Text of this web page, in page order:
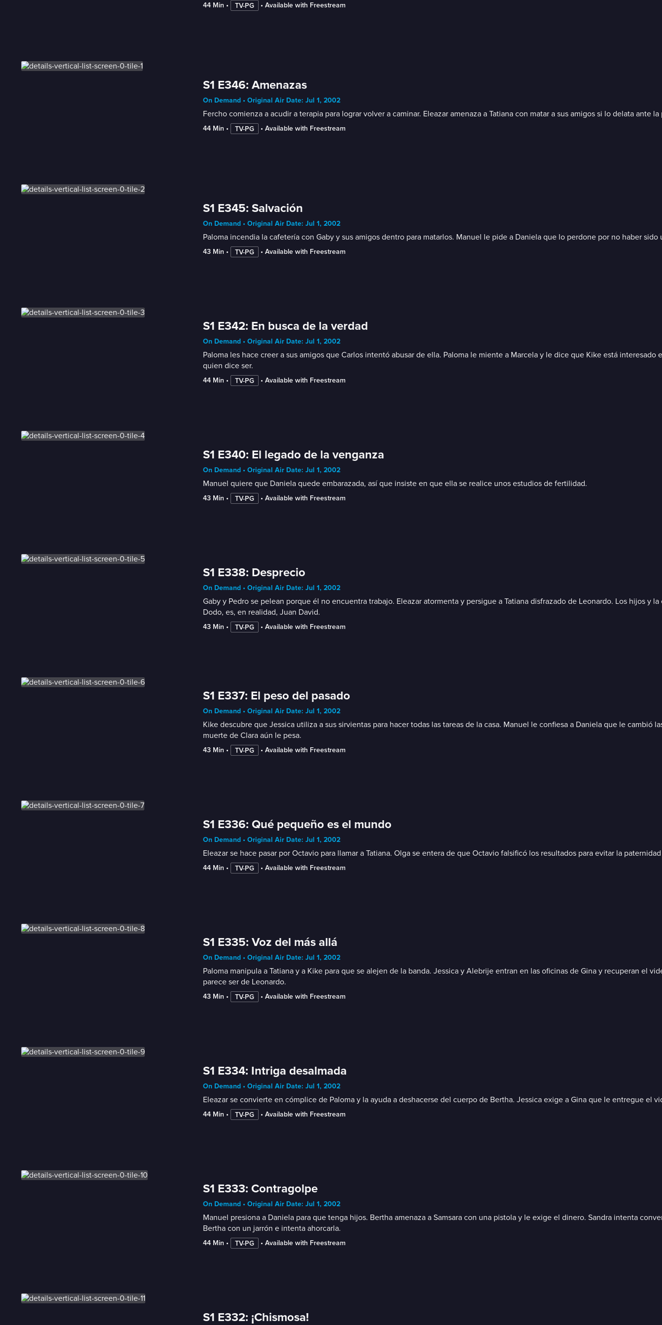
44 Min • TV-PG • Available with Freestream
S1 E346: Amenazas
On Demand • Original Air Date: Jul 1, 2002
Fercho comienza a acudir a terapia para lograr volver a caminar. Eleazar amenaza a Tatiana con matar a sus amigos si lo delata ante
44 Min • TV-PG • Available with Freestream
S1 E345: Salvación
On Demand • Original Air Date: Jul 1, 2002
Paloma incendia la cafetería con Gaby y sus amigos dentro para matarlos. Manuel le pide a Daniela que lo perdone por no haber
43 Min • TV-PG • Available with Freestream
S1 E342: En busca de la verdad
On Demand • Original Air Date: Jul 1, 2002
Paloma les hace creer a sus amigos que Carlos intentó abusar de ella. Paloma le miente a Marcela y le dice que Kike está
quien dice ser.
44 Min • TV-PG • Available with Freestream
S1 E340: El legado de la venganza
On Demand • Original Air Date: Jul 1, 2002
Manuel quiere que Daniela quede embarazada, así que insiste en que ella se realice unos estudios de fertilidad.
43 Min • TV-PG • Available with Freestream
S1 E338: Desprecio
On Demand • Original Air Date: Jul 1, 2002
Gaby y Pedro se pelean porque él no encuentra trabajo. Eleazar atormenta y persigue a Tatiana disfrazado de Leonardo. Los hijos y
Dodo, es, en realidad, Juan David.
43 Min • TV-PG • Available with Freestream
S1 E337: El peso del pasado
On Demand • Original Air Date: Jul 1, 2002
Kike descubre que Jessica utiliza a sus sirvientas para hacer todas las tareas de la casa. Manuel le confiesa a Daniela que le cambió
muerte de Clara aún le pesa.
43 Min • TV-PG • Available with Freestream
S1 E336: Qué pequeño es el mundo
On Demand • Original Air Date: Jul 1, 2002
Eleazar se hace pasar por Octavio para llamar a Tatiana. Olga se entera de que Octavio falsificó los resultados para evitar la
44 Min • TV-PG • Available with Freestream
S1 E335: Voz del más allá
On Demand • Original Air Date: Jul 1, 2002
Paloma manipula a Tatiana y a Kike para que se alejen de la banda. Jessica y Alebrije entran en las oficinas de Gina y recuperan el
parece ser de Leonardo.
43 Min • TV-PG • Available with Freestream
S1 E334: Intriga desalmada
On Demand • Original Air Date: Jul 1, 2002
Eleazar se convierte en cómplice de Paloma y la ayuda a deshacerse del cuerpo de Bertha. Jessica exige a Gina que le entregue el
44 Min • TV-PG • Available with Freestream
S1 E333: Contragolpe
On Demand • Original Air Date: Jul 1, 2002
Manuel presiona a Daniela para que tenga hijos. Bertha amenaza a Samsara con una pistola y le exige el dinero. Sandra intenta
Bertha con un jarrón e intenta ahorcarla.
44 Min • TV-PG • Available with Freestream
S1 E332: ¡Chismosa!